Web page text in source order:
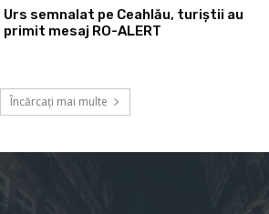
Urs semnalat pe Ceahlău, turiștii au
primit mesaj RO-ALERT
Încărcați mai multe